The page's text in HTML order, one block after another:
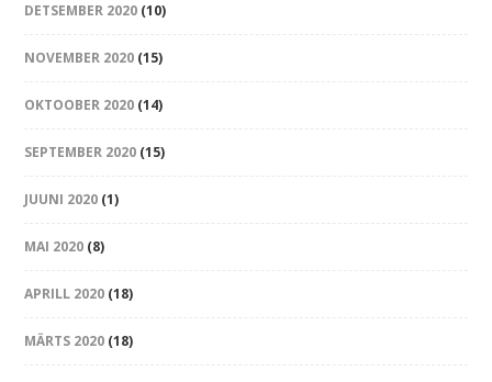
DETSEMBER 2020 (10)
NOVEMBER 2020 (15)
OKTOOBER 2020 (14)
SEPTEMBER 2020 (15)
JUUNI 2020 (1)
MAI 2020 (8)
APRILL 2020 (18)
MÄRTS 2020 (18)